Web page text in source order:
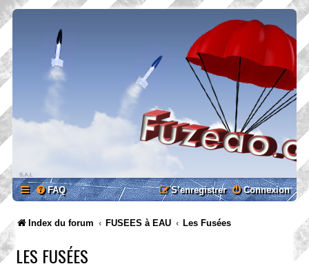
FAQ Connexion
S’enregistrer
Index du forum FUSEES à EAU Les Fusées
LES FUSÉES